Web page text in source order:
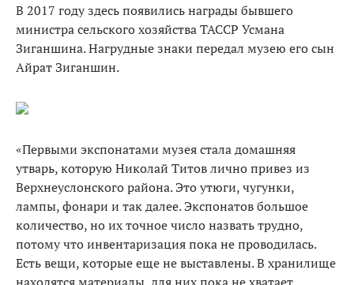
В 2017 году здесь появились награды бывшего
министра сельского хозяйства ТАССР Усмана
Зиганшина. Нагрудные знаки передал музею его сын
Айрат Зиганшин.
«Первыми экспонатами музея стала домашняя
утварь, которую Николай Титов лично привез из
Верхнеуслонского района. Это утюги, чугунки,
лампы, фонари и так далее. Экспонатов большое
количество, но их точное число назвать трудно,
потому что инвентаризация пока не проводилась.
Есть вещи, которые еще не выставлены. В хранилище